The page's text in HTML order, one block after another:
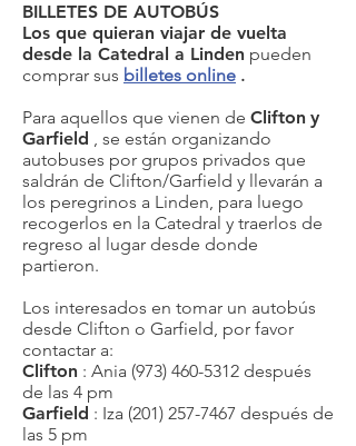
BILLETES DE AUTOBÚS
Los que quieran viajar de vuelta
desde la Catedral a Linden pueden
comprar sus billetes online .
Para aquellos que vienen de Clifton y
Garfield , se están organizando
autobuses por grupos privados que
saldrán de Clifton/Garfield y llevarán a
los peregrinos a Linden, para luego
recogerlos en la Catedral y traerlos de
regreso al lugar desde donde
partieron.
Los interesados en tomar un autobús
desde Clifton o Garfield, por favor
contactar a:
Clifton : Ania (973) 460-5312 después
de las 4 pm
Garfield : Iza (201) 257-7467 después de
las 5 pm